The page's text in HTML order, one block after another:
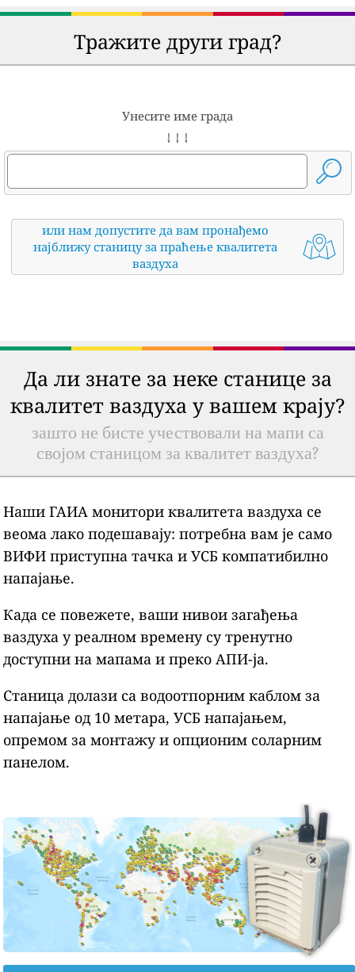
Тражите други град?
Унесите име града
↓ ↓ ↓
или нам допустите да вам пронађемо
најближу станицу за праћење квалитета
ваздуха
Да ли знате за неке станице за
квалитет ваздуха у вашем крају?
зашто не бисте учествовали на мапи са
својом станицом за квалитет ваздуха?
Наши ГАИА монитори квалитета ваздуха се
веома лако подешавају: потребна вам је само
ВИФИ приступна тачка и УСБ компатибилно
напајање.
Када се повежете, ваши нивои загађења
ваздуха у реалном времену су тренутно
доступни на мапама и преко АПИ-ја.
Станица долази са водоотпорним каблом за
напајање од 10 метара, УСБ напајањем,
опремом за монтажу и опционим соларним
панелом.